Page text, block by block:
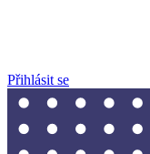
Přihlásit se